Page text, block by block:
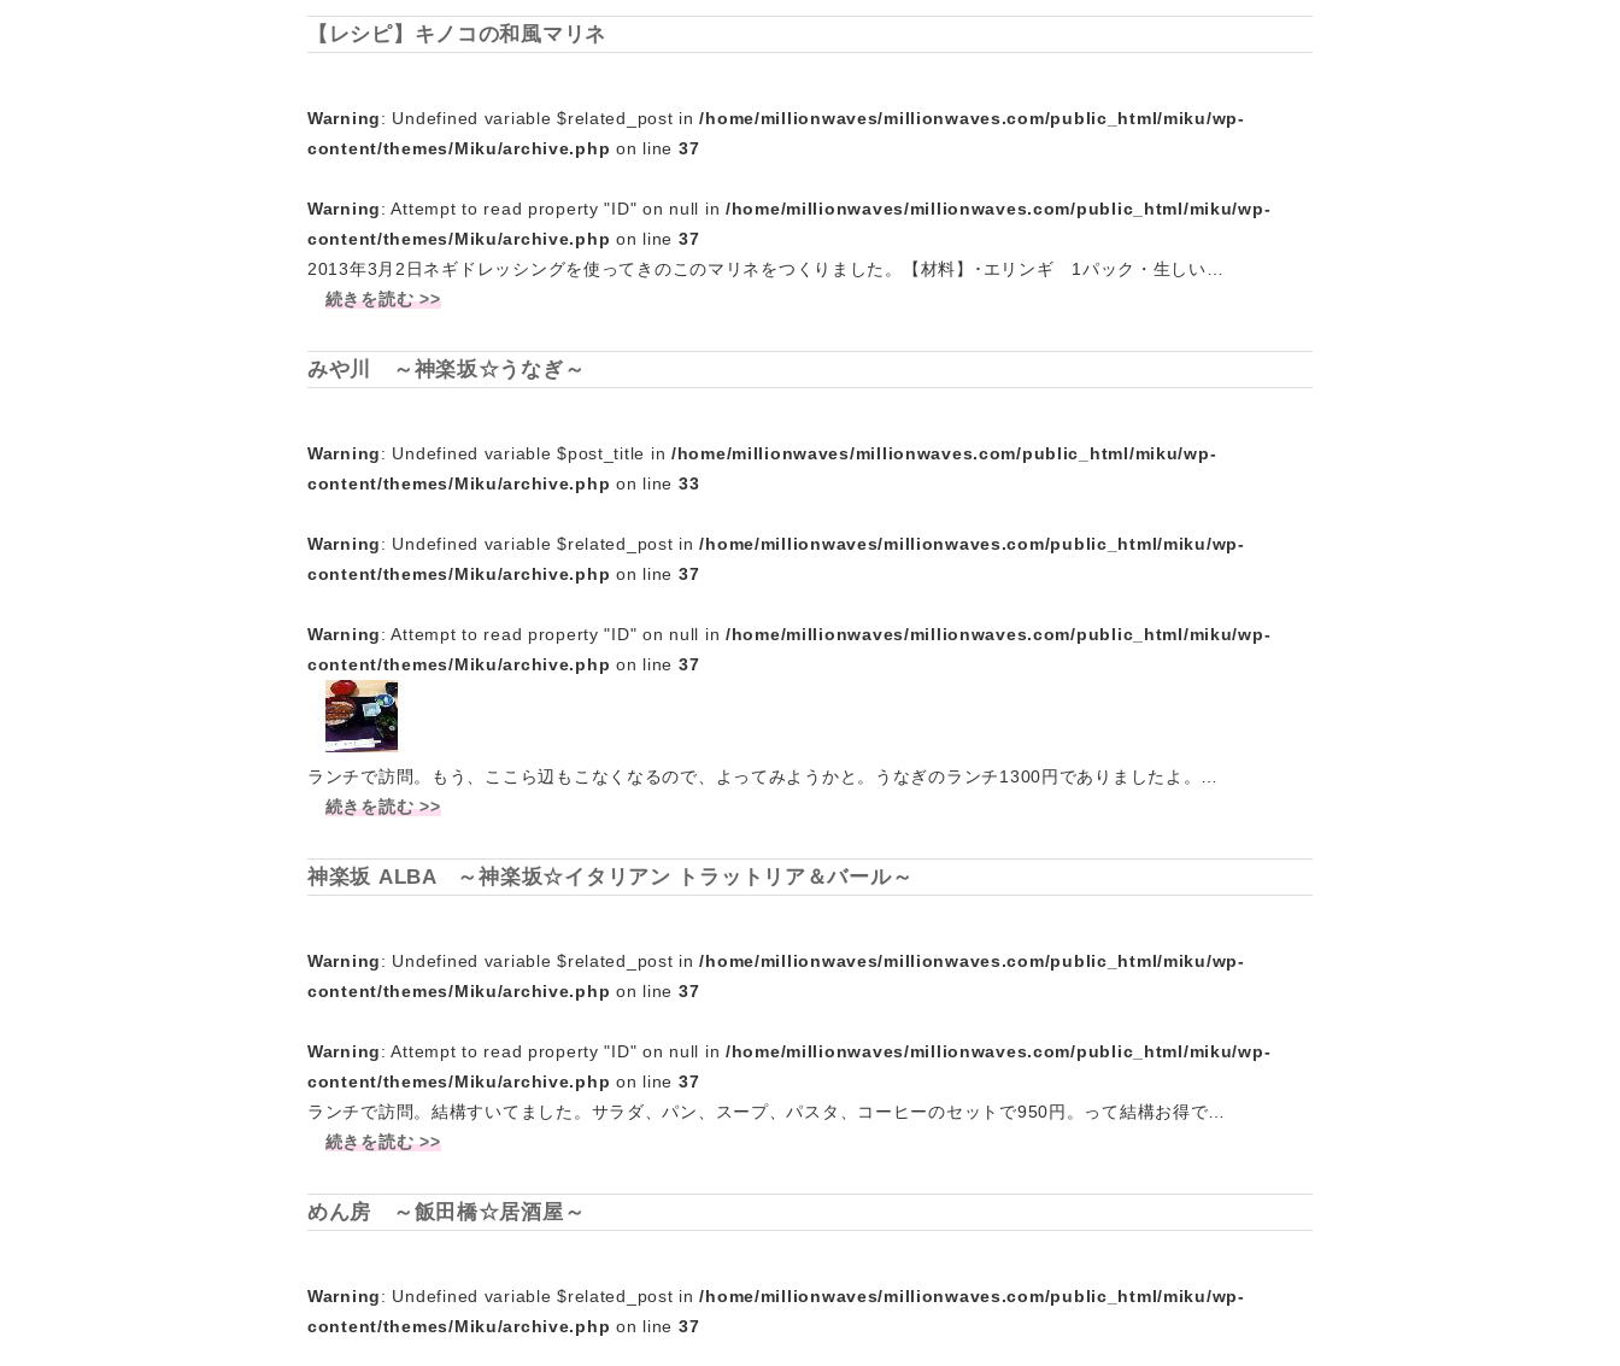
【レシピ】キノコの和風マリネ
Warning: Undefined variable $related_post in/home/millionwaves/millionwaves.com/public_html/miku/wp-
content/themes/Miku/archive.php on line 37
Warning: Attempt to read property "ID" on null in/home/millionwaves/millionwaves.com/public_html/miku/wp-
content/themes/Miku/archive.php on line 37
2013年3月2日ネギドレッシングを使ってきのこのマリネをつくりました。【材料】･エリンギ 1パック・生しい…
続きを読む >>
みや川 ～神楽坂☆うなぎ～
Warning: Undefined variable $post_title in /home/millionwaves/millionwaves.com/public_html/miku/wp-
content/themes/Miku/archive.php on line 33
Warning: Undefined variable $related_post in/home/millionwaves/millionwaves.com/public_html/miku/wp-
content/themes/Miku/archive.php on line 37
Warning: Attempt to read property "ID" on null in/home/millionwaves/millionwaves.com/public_html/miku/wp-
content/themes/Miku/archive.php on line 37
ランチで訪問。もう、ここら辺もこなくなるので、よってみようかと。うなぎのランチ1300円でありましたよ。…
続きを読む >>
神楽坂 ALBA ～神楽坂☆イタリアン トラットリア＆バール～
Warning: Undefined variable $related_post in/home/millionwaves/millionwaves.com/public_html/miku/wp-
content/themes/Miku/archive.php on line 37
Warning: Attempt to read property "ID" on null in/home/millionwaves/millionwaves.com/public_html/miku/wp-
content/themes/Miku/archive.php on line 37
ランチで訪問。結構すいてました。サラダ、パン、スープ、パスタ、コーヒーのセットで950円。って結構お得で…
続きを読む >>
めん房 ～飯田橋☆居酒屋～
Warning: Undefined variable $related_post in/home/millionwaves/millionwaves.com/public_html/miku/wp-
content/themes/Miku/archive.php on line 37